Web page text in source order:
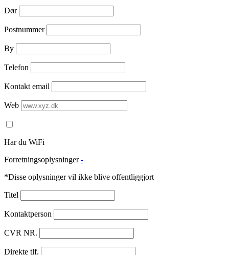
Dør
Postnummer
By
Telefon
Kontakt email
Web
Har du WiFi
Forretningsoplysninger -
*Disse oplysninger vil ikke blive offentliggjort
Titel
Kontaktperson
CVR NR.
Direkte tlf.